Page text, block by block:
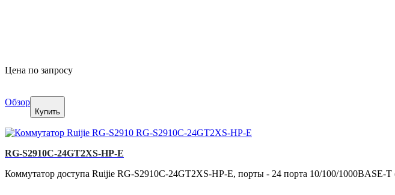
Цена по запросу
Обзор
Купить
RG-S2910C-24GT2XS-HP-E
Коммутатор доступа Ruijie RG-S2910C-24GT2XS-HP-E, порты - 24 порта 10/100/1000BASE-